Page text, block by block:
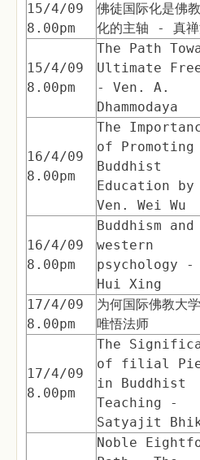
15/4/09
8.00pm
佛徒国际化是佛
化的主轴 - 真禅
15/4/09
8.00pm
The Path
Ultimate
- Ven. A.
Dhammodaya
16/4/09
8.00pm
The
of Promoting
Buddhist
Education by
Ven. Wei Wu
16/4/09
8.00pm
Buddhism and
western
psychology -
Hui Xing
17/4/09
8.00pm
为何国际佛教大
唯悟法师
17/4/09
8.00pm
The
of filial
in Buddhist
Teaching -
Satyajit
Noble